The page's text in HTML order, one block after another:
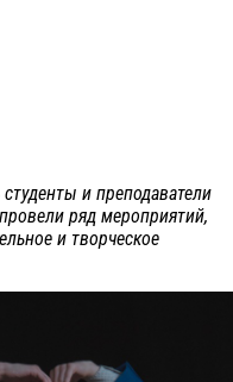
и преподаватели
ряд мероприятий,
и творческое